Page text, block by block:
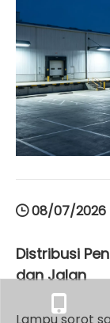
pencucian
pemrosesan
lampu LED
energi dengan
meningkatkan
mengurangi
08/07/2026
Distribusi
dan Jalan
Lampu sorot